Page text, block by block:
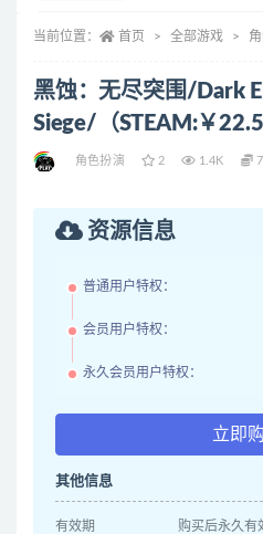
当前位置： 首页 全部游戏
黑蚀：无尽突围/Dark
Siege/（STEAM:￥
角色扮演 2 1.4K
资源信息
普通用户特权：
会员用户特权：
永久会员用户特权：
立即
其他信息
有效期 购买后永久有